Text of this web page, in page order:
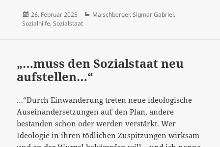
Freiheits-
Veröffentlicht
am
26. Februar 2025 Kategorien
Maischberger, Sigmar Gabriel,
Sozialhilfe, Sozialstaat
„…muss den Sozialstaat neu
aufstellen…“
…“Durch Einwanderung treten neue ideologische
Auseinandersetzungen auf den Plan, andere
bestanden schon oder werden verstärkt. Wer
Ideologie in ihren tödlichen Zuspitzungen wirksam